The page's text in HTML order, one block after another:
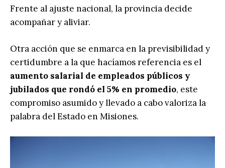
Frente al ajuste nacional, la provincia decide
acompañar y aliviar.
Otra acción que se enmarca en la previsibilidad y
certidumbre a la que hacíamos referencia es el
aumento salarial de empleados públicos y
jubilados que rondó el 5% en promedio, este
compromiso asumido y llevado a cabo valoriza la
palabra del Estado en Misiones.